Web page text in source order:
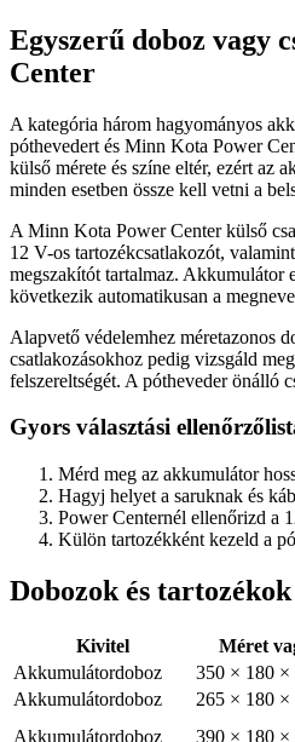
Egyszerű doboz vagy
Center
A kategória három hagyományos
póthevedert és Minn Kota Power
külső mérete és színe eltér, ezért az
minden esetben össze kell vetni a
A Minn Kota Power Center külső
12 V-os tartozékcsatlakozót,
megszakítót tartalmaz. Akkumulátor
következik automatikusan a
Alapvető védelemhez méretazonos
csatlakozásokhoz pedig vizsgáld
felszereltségét. A pótheveder önálló
Gyors választási
Mérd meg az akkumulátor
Hagyj helyet a saruknak és
Power Centernél ellenőrizd a
Külön tartozékként kezeld a
Dobozok és tartozékok
Kivitel Méret
Akkumulátordoboz
350 × 180 ×
Akkumulátordoboz
265 × 180 ×
Akkumulátordoboz
390 × 180 ×